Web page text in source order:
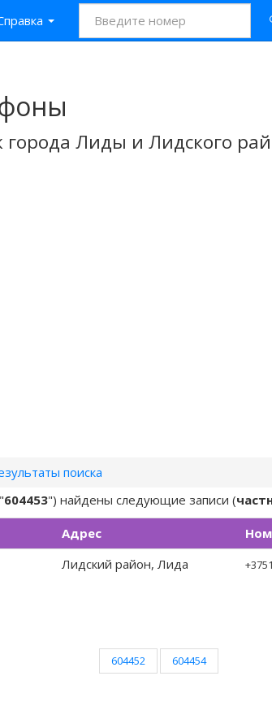
Лиды и Лидского
поиска
604453") найдены следующие записи (
Адрес
Лидский район, Лида
604452 604454